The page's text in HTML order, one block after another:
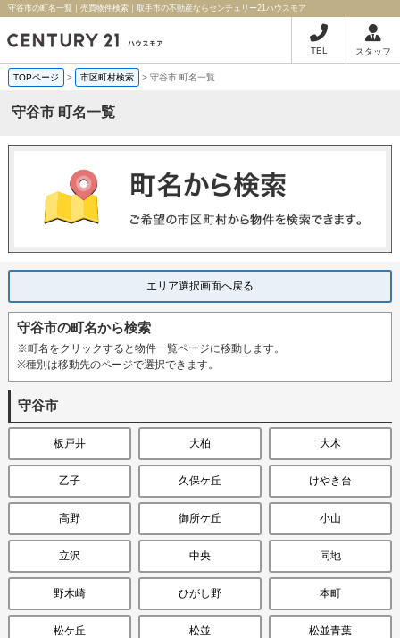
守谷市の町名一覧｜売買物件検索｜取手市の不動産ならセンチュリー21ハウスモア
TEL スタッフ
TOPページ > 市区町村検索 > 守谷市 町名一覧
守谷市 町名一覧
エリア選択画面へ戻る
守谷市の町名から検索
※町名をクリックすると物件一覧ページに移動します。
※種別は移動先のページで選択できます。
守谷市
板戸井 大柏 大木
乙子 久保ケ丘 けやき台
高野 御所ケ丘 小山
立沢 中央 同地
野木崎 ひがし野 本町
松ケ丘 松並 松並青葉